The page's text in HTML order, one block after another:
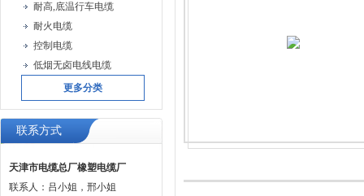
耐高,底温行车电缆
耐火电缆
控制电缆
低烟无卤电线电缆
更多分类
联系方式
天津市电缆总厂橡塑电缆厂
联系人：吕小姐，邢小姐